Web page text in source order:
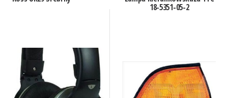
18-5351-05-2